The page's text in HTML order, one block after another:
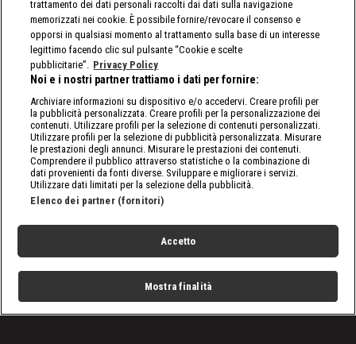
trattamento dei dati personali raccolti dai dati sulla navigazione
memorizzati nei cookie. È possibile fornire/revocare il consenso e
opporsi in qualsiasi momento al trattamento sulla base di un interesse
legittimo facendo clic sul pulsante “Cookie e scelte
pubblicitarie”. Privacy Policy
Noi e i nostri partner trattiamo i dati per fornire:
Archiviare informazioni su dispositivo e/o accedervi. Creare profili per
la pubblicità personalizzata. Creare profili per la personalizzazione dei
contenuti. Utilizzare profili per la selezione di contenuti personalizzati.
Utilizzare profili per la selezione di pubblicità personalizzata. Misurare
le prestazioni degli annunci. Misurare le prestazioni dei contenuti.
Comprendere il pubblico attraverso statistiche o la combinazione di
dati provenienti da fonti diverse. Sviluppare e migliorare i servizi.
Utilizzare dati limitati per la selezione della pubblicità.
Elenco dei partner (fornitori)
Accetto
Mostra finalità